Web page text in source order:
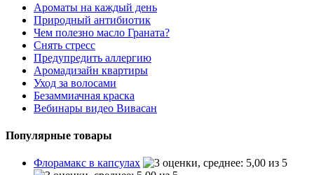
Ароматы на каждый день
Природный антибиотик
Чем полезно масло Граната?
Снять стресс
Предупредить аллергию
Аромадизайн квартиры
Уход за волосами
Безаммиачная краска
Вебинары видео Вивасан
Популярные товары
Флорамакс в капсулах